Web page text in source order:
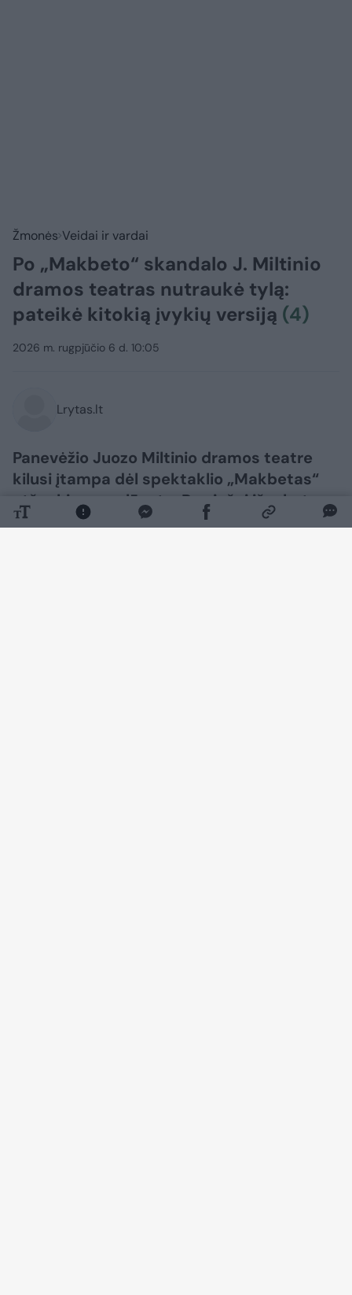
Žmonės Veidai ir vardai
Po „Makbeto“ skandalo J. Miltinio
dramos teatras nutraukė tylą:
pateikė kitokią įvykių versiją (4)
2026 m. rugpjūčio 6 d. 10:05
Lrytas.lt
Panevėžio Juozo Miltinio dramos teatre
kilusi įtampa dėl spektaklio „Makbetas“
atšaukimo neslūgsta. Po viešai išsakytos
režisieriaus Aleksandro Špilevojaus ir